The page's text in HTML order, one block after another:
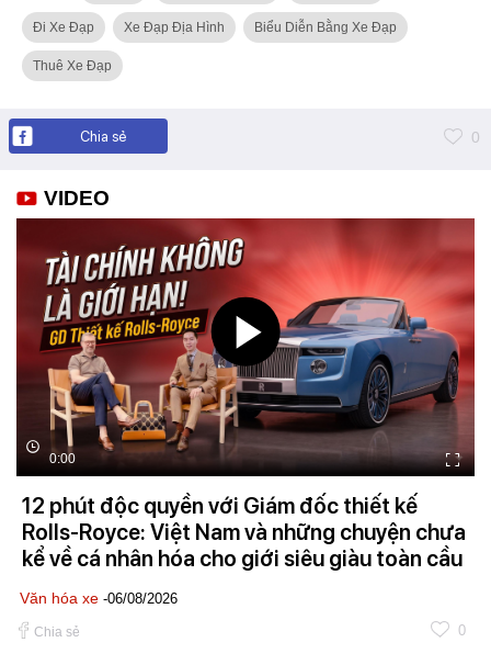
Đi Xe Đạp Xe Đạp Địa Hình Biểu Diễn Bằng Xe Đạp
Thuê Xe Đạp
Chia sẻ 0
VIDEO
0:00
12 phút độc quyền với Giám đốc thiết kế
Rolls-Royce: Việt Nam và những chuyện chưa
kể về cá nhân hóa cho giới siêu giàu toàn cầu
Văn hóa xe -06/08/2026
Chia sẻ 0